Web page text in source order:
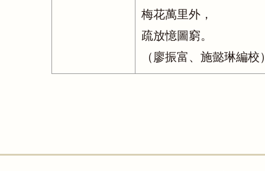
梅花萬里外，
疏放憶圖窮。
（廖振富、施懿琳編校）